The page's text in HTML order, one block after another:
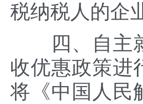
税纳税人的企
四、自主就
收优惠政策进
将《中国人民